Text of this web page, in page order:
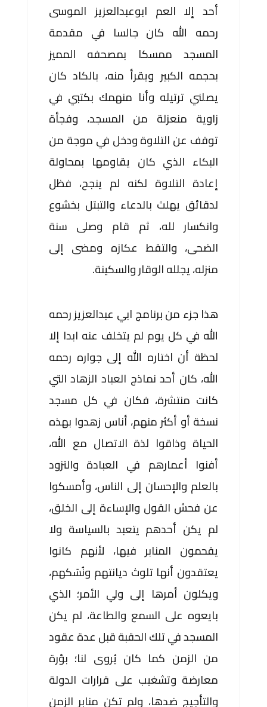
أحد إلا العم ابوعبدالعزيز الموسى
رحمه الله كان جالسا في مقدمة
المسجد ممسكا بمصحفه المميز
بحجمه الكبير ويقرأ منه، بالكاد كان
يصلني ترتيله وأنا منهمك بكتبي في
زاوية منعزلة من المسجد، وفجأة
توقف عن التلاوة ودخل في موجة من
البكاء الذي كان يقاومها بمحاولة
إعادة التلاوة لكنه لم ينجح، فظل
لدقائق يهلث بالدعاء والتبتل بخشوع
وانكسار لله، ثم قام وصلى سنة
الضحى، والتقط عكازه ومضى إلى
منزله، يجلله الوقار والسكينة.
هذا جزء من برنامج ابي عبدالعزيز رحمه
الله في كل يوم لم يتخلف عنه ابدا إلا
لحظة أن اختاره الله إلى جواره رحمه
الله، كان أحد نماذج العباد الزهاد التي
كانت منتشرة، فكان في كل مسجد
نسخة أو أكثر منهم، أناس زهدوا بهذه
الحياة وذاقوا لذة الاتصال مع الله،
أفنوا أعمارهم في العبادة والتزود
بالعلم والإحسان إلى الناس، وأمسكوا
عن فحش القول والإساءة إلى الخلق،
لم يكن أحدهم يتعبد بالسياسة ولا
يقحمون المنابر فيها، لأنهم كانوا
يعتقدون أنها تلوث ديانتهم ونُسَكهم،
ويكلون أمرها إلى ولي الأمر؛ الذي
بايعوه على السمع والطاعة، لم يكن
المسجد في تلك الحقبة قبل عدة عقود
من الزمن كما كان يُروى لنا؛ بؤرة
معارضة وتشغيب على قرارات الدولة
والتأجيج ضدها، ولم تكن منابر الزمن